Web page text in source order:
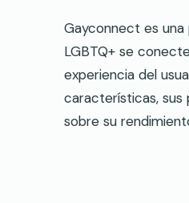
Gayconnect es
LGBTQ+ se
experiencia del
características,
sobre su